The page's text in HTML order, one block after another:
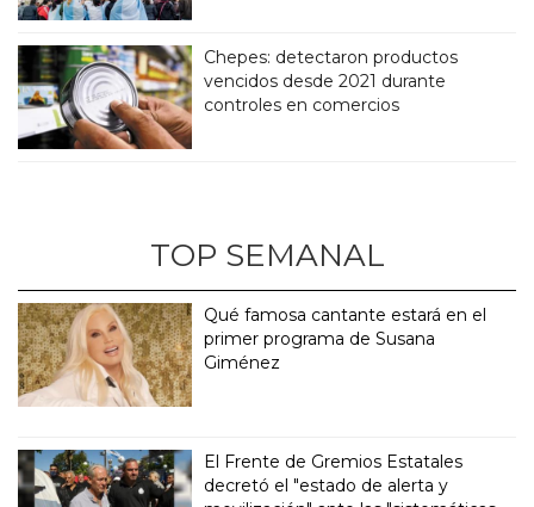
Chepes: detectaron productos
vencidos desde 2021 durante
controles en comercios
TOP SEMANAL
Qué famosa cantante estará en el
primer programa de Susana
Giménez
El Frente de Gremios Estatales
decretó el "estado de alerta y